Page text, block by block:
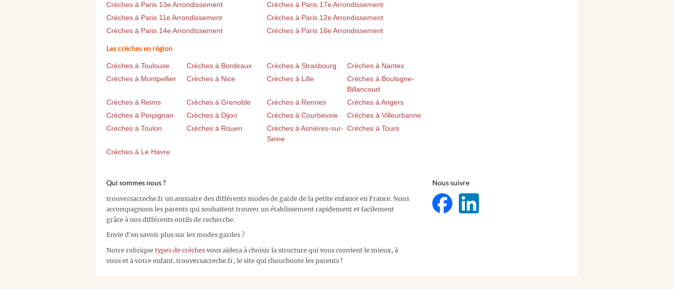
Crèches à Paris 13e Arrondissement
Crèches à Paris 17e Arrondissement
Crèches à Paris 11e Arrondissement
Crèches à Paris 12e Arrondissement
Crèches à Paris 14e Arrondissement
Crèches à Paris 16e Arrondissement
Les crèches en région
Crèches à Toulouse Crèches à Bordeaux Crèches à Strasbourg
Crèches à Nantes
Crèches à Montpellier
Crèches à Nice Crèches à Lille
Crèches à Boulogne-
Billancourt
Crèches à Reims
Crèches à Grenoble Crèches à Rennes
Crèches à Angers
Crèches à Perpignan
Crèches à Dijon Crèches à Courbevoie
Crèches à Villeurbanne
Crèches à Toulon
Crèches à Rouen
Crèches à Asnières-sur-
Seine
Crèches à Tours
Crèches à Le Havre
Qui sommes nous ?
trouversacreche.fr un annuaire des différents modes de garde de la petite enfance en France. Nous
accompagnons les parents qui souhaitent trouver un établissement rapidement et facilement
grâce à nos différents outils de recherche.
Envie d'en savoir plus sur les modes gardes ?
Notre rubrique types de crèches vous aidera à choisir la structure qui vous convient le mieux, à
vous et à votre enfant. trouversacreche.fr, le site qui chouchoute les parents !
Nous suivre